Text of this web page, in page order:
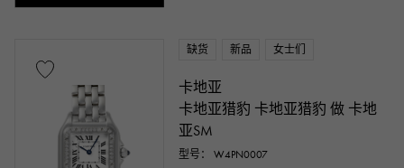
缺货 新品 女士们
卡地亚
卡地亚猎豹 卡地亚猎豹 做 卡地
亚SM
型号： W4PN0007